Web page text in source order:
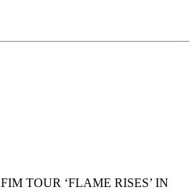
TOUR ‘FLAME RISES’ IN